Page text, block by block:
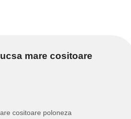
mare cositoare
cositoare poloneza